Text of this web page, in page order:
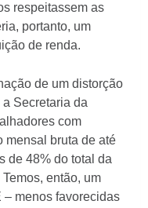
respeitassem as
portanto, um
de renda.
de um distorção
Secretaria da
com
mensal bruta de até
de 48% do total da
então, um
– menos favorecidas